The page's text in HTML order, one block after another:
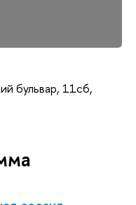
бульвар, 11с6,